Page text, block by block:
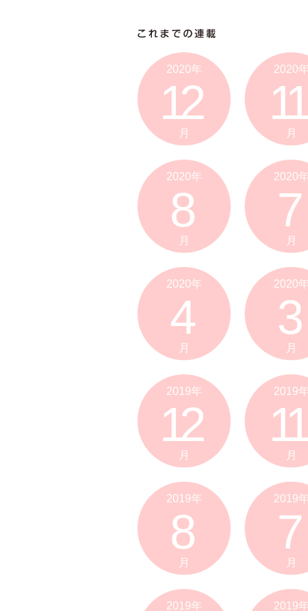
2020年
12
月
2020
11
月
2020年
8
月
2020
7
月
2020年
4
月
2020
3
月
2019年
12
月
2019
11
月
2019年
8
月
2019
7
月
2019年 2019